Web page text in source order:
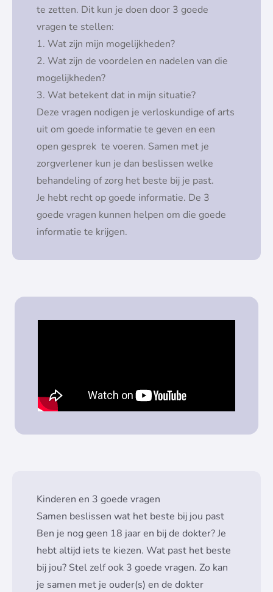
te zetten. Dit kun je doen door 3 goede
vragen te stellen:
1. Wat zijn mijn mogelijkheden?
2. Wat zijn de voordelen en nadelen van die
mogelijkheden?
3. Wat betekent dat in mijn situatie?
Deze vragen nodigen je verloskundige of arts
uit om goede informatie te geven en een
open gesprek te voeren. Samen met je
zorgverlener kun je dan beslissen welke
behandeling of zorg het beste bij je past.
Je hebt recht op goede informatie. De 3
goede vragen kunnen helpen om die goede
informatie te krijgen.
Kinderen en 3 goede vragen
Samen beslissen wat het beste bij jou past
Ben je nog geen 18 jaar en bij de dokter? Je
hebt altijd iets te kiezen. Wat past het beste
bij jou? Stel zelf ook 3 goede vragen. Zo kan
je samen met je ouder(s) en de dokter